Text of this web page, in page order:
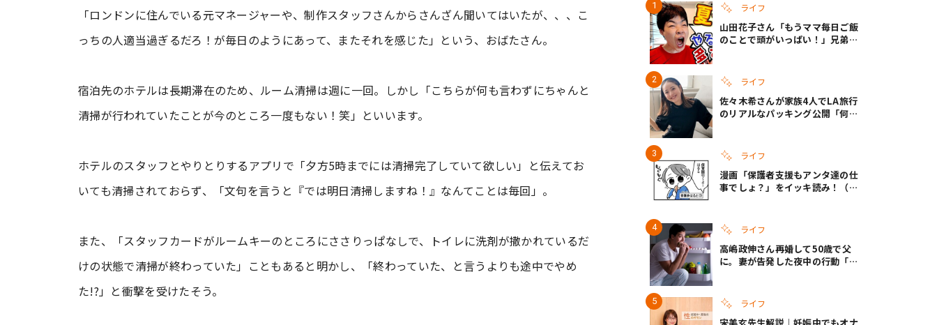
「ロンドンに住んでいる元マネージャーや、制作スタッフさんからさんざん聞いてはいたが、、、こ
っちの人適当過ぎるだろ！が毎日のようにあって、またそれを感じた」という、おばたさん。
宿泊先のホテルは長期滞在のため、ルーム清掃は週に一回。しかし「こちらが何も言わずにちゃんと
清掃が行われていたことが今のところ一度もない！笑」といいます。
ホテルのスタッフとやりとりするアプリで「夕方5時までには清掃完了していて欲しい」と伝えてお
いても清掃されておらず、「文句を言うと『では明日清掃しますね！』なんてことは毎回」。
また、「スタッフカードがルームキーのところにささりっぱなしで、トイレに洗剤が撒かれているだ
けの状態で清掃が終わっていた」こともあると明かし、「終わっていた、と言うよりも途中でやめ
た!?」と衝撃を受けたそう。
ライフ
山田花子さん「もうママ毎日ご飯
のことで頭がいっぱい！」兄弟夏
ライフ
佐々木希さんが家族4人でLA旅行
のリアルなパッキング公開「何が
ライフ
漫画「保護者支援もアンタ達の仕
事でしょ？」をイッキ読み！（右
ライフ
高嶋政伸さん再婚して50歳で父
に。妻が告発した夜中の行動「こ
ライフ